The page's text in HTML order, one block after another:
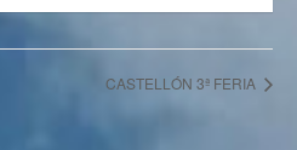
CASTELLÓN 3ª FERIA